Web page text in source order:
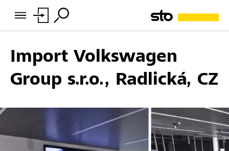
Import Volkswagen
Group s.r.o., Radlická, CZ